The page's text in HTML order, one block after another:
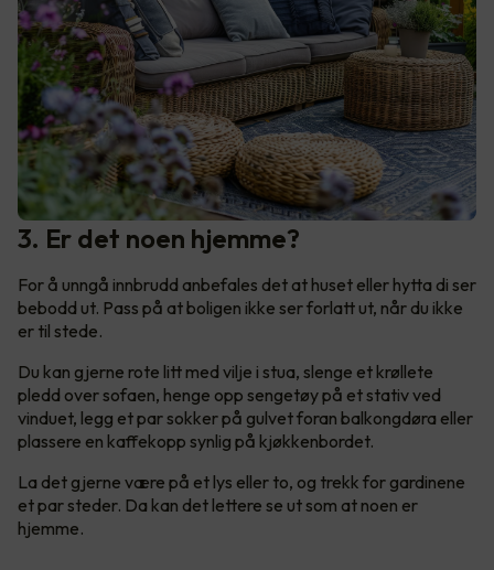
3. Er det noen hjemme?
For å unngå innbrudd anbefales det at huset eller hytta di ser
bebodd ut. Pass på at boligen ikke ser forlatt ut, når du ikke
er til stede.
Du kan gjerne rote litt med vilje i stua, slenge et krøllete
pledd over sofaen, henge opp sengetøy på et stativ ved
vinduet, legg et par sokker på gulvet foran balkongdøra eller
plassere en kaffekopp synlig på kjøkkenbordet.
La det gjerne være på et lys eller to, og trekk for gardinene
et par steder. Da kan det lettere se ut som at noen er
hjemme.